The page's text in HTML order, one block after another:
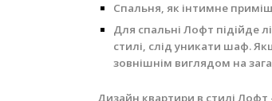
Спальня, як інтимне
Для спальні Лофт підійде
стилі, слід уникати шаф.
зовнішнім виглядом на
Дизайн квартири в стилі